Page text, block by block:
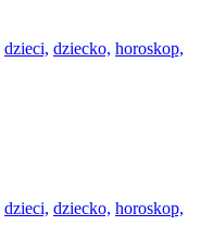
dzieci, dziecko, horoskop,
dzieci, dziecko, horoskop,